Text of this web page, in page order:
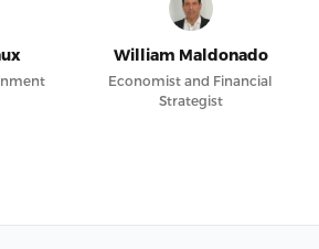
William Maldonado
Economist and Financial
Strategist